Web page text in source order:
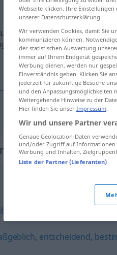
anklicken/antippen)
, entscheidend,
Webseite klicken. Ihre
unserer Datenschutzerklärung.
Wir verwenden Cookies, damit Sie
kommunizieren können.
der statistischen Auswertung
immer auf Ihrem Endgerät
Werbung dienen, werden nur
Einverständnis geben. Klicken Sie
jederzeit für zukünftige Besuche
und den Anpassungsmöglichkeiten
Weitergehende Hinweise zu der
Hier finden Sie unser Impressum.
Wir und unsere Partner
Genaue Geolocation-Daten
und/oder Zugriff auf Informationen
Werbung und Inhalten,
Liste der Partner (Lieferanten)